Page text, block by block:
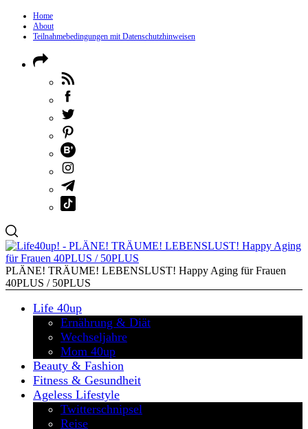
Home
About
Teilnahmebedingungen mit Datenschutzhinweisen
PLÄNE! TRÄUME! LEBENSLUST! Happy Aging für Frauen
40PLUS / 50PLUS
Life 40up
Ernährung & Diät
Wechseljahre
Mom 40up
Beauty & Fashion
Fitness & Gesundheit
Ageless Lifestyle
Twitterschnipsel
Reise